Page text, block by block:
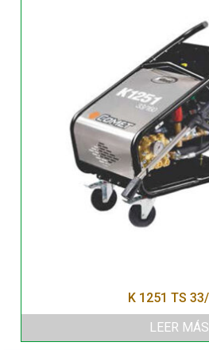
K 1251 TS
LEER MÁS